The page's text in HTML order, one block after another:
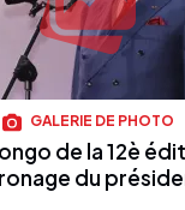
GALERIE DE PHOTO
de la 12è
du